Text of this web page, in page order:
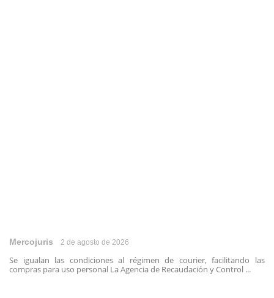
Mercojuris 2 de agosto de 2026
Se igualan las condiciones al régimen de courier, facilitando las
compras para uso personal La Agencia de Recaudación y Control ...